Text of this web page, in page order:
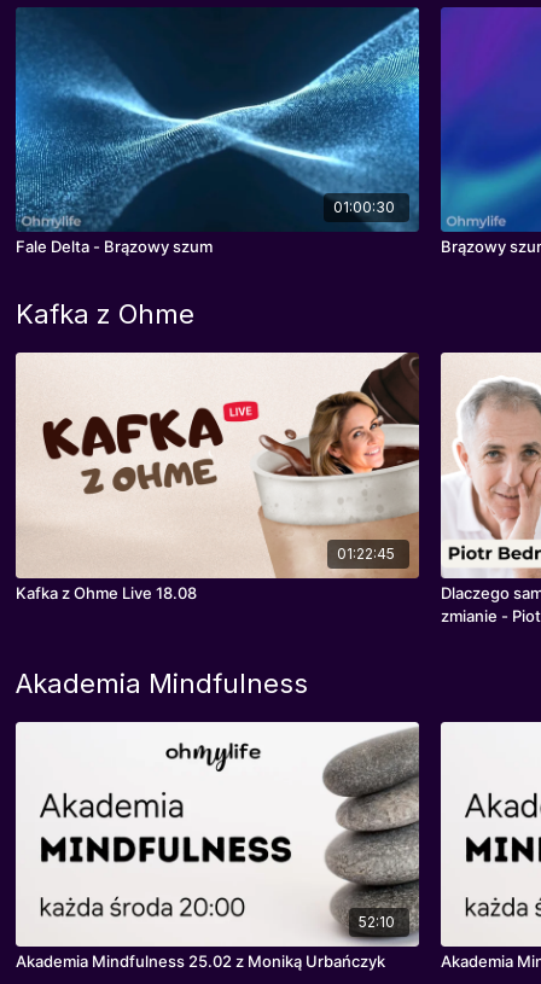
01:00:30
Fale Delta - Brązowy szum Brązowy
Kafka z Ohme
01:22:45
Kafka z Ohme Live 18.08
Dlaczego
zmianie -
Akademia Mindfulness
52:10
Akademia Mindfulness 25.02 z Moniką Urbańczyk Akademia